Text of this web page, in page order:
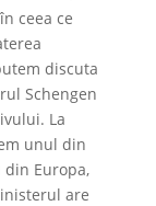
ceea ce
discuta
Schengen
La
unul din
Europa,
are